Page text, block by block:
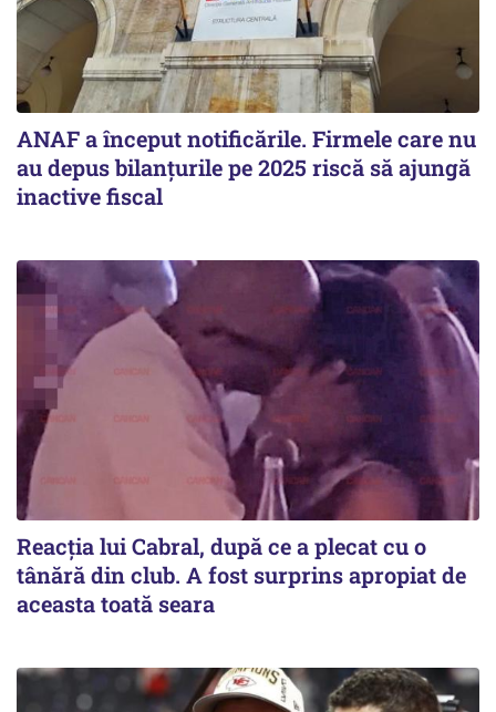
ANAF a început notificările. Firmele care nu
au depus bilanțurile pe 2025 riscă să ajungă
inactive fiscal
Reacția lui Cabral, după ce a plecat cu o
tânără din club. A fost surprins apropiat de
aceasta toată seara